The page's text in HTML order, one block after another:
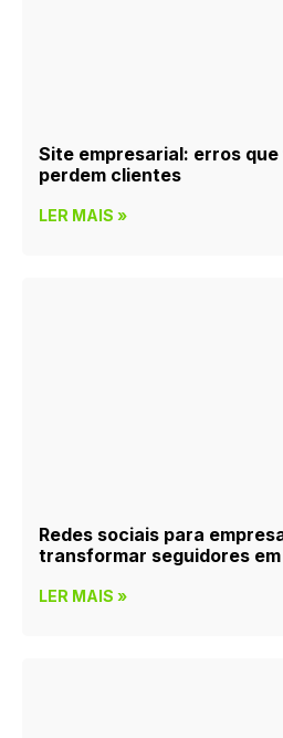
Site empresarial: erros
perdem clientes
LER MAIS »
Redes sociais para
transformar seguidores
LER MAIS »